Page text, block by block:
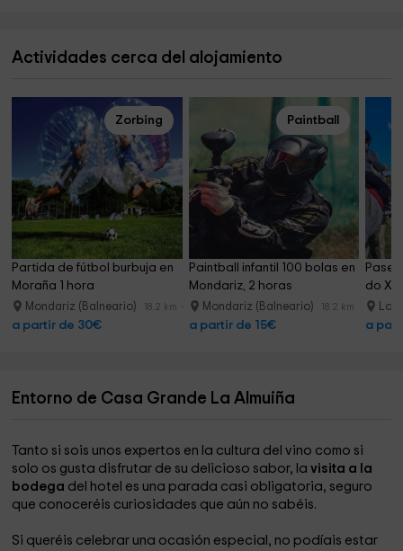
Actividades cerca del alojamiento
Zorbing
Partida de fútbol burbuja en
Moraña 1 hora
Mondariz (Balneario) 18.2 km
a partir de 30€
Paintball
Paintball infantil 100 bolas en
Mondariz, 2 horas
Mondariz (Balneario) 18.2 km
a partir de 15€
do
a
Entorno de Casa Grande La Almuiña
Tanto si sois unos expertos en la cultura del vino como si
solo os gusta disfrutar de su delicioso sabor, lavisita a la
bodega del hotel es una parada casi obligatoria, seguro
que conoceréis curiosidades que aún no sabéis.
Si queréis celebrar una ocasión especial, no podíais estar